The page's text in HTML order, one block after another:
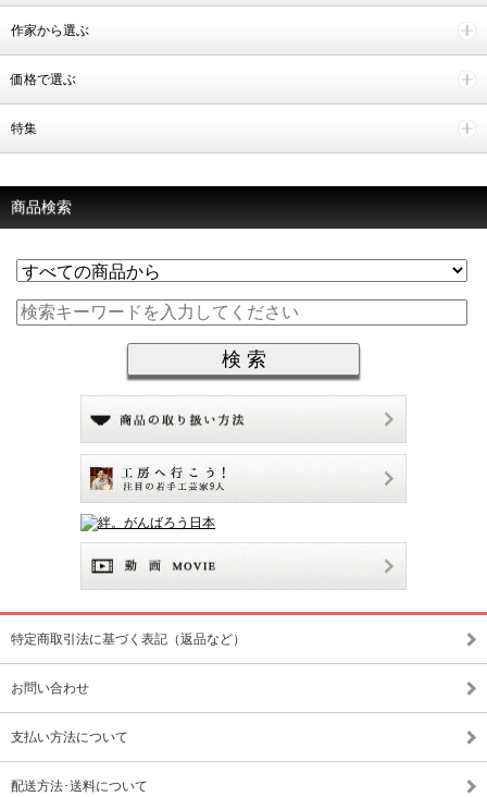
作家から選ぶ
価格で選ぶ
特集
商品検索
特定商取引法に基づく表記（返品など）
お問い合わせ
支払い方法について
配送方法･送料について